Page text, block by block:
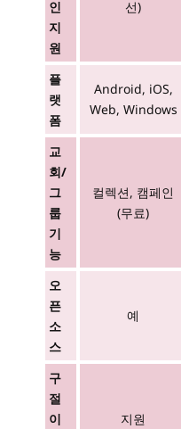
인
지
원
선)
플
랫
폼
Android, iOS,
Web, Windows
교
회/
그
룹
기
능
컬렉션, 캠페인
(무료)
오
픈
소
스
예
구
절
이
지원